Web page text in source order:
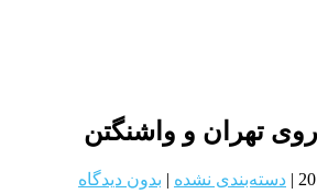
تهران و واشنگتن
| دسته‌بندی نشده | بدون دیدگاه